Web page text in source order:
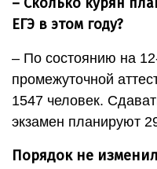
– Сколько курян
ЕГЭ в этом году?
– По состоянию на
промежуточной
1547 человек.
экзамен планируют
Порядок не